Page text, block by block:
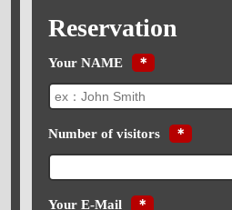
Reservation
Your NAME ＊
Number of visitors ＊
Your E-Mail ＊